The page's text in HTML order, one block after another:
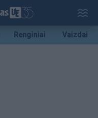
Renginiai Vaizdai